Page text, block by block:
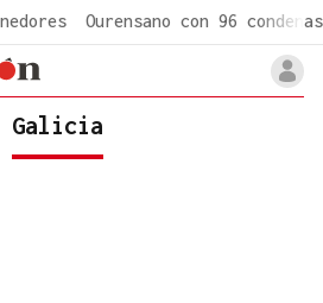
Ourensano con 96 condenas
Galicia